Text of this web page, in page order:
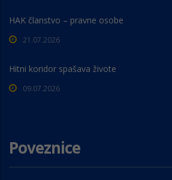
HAK članstvo – pravne osobe
21.07.2026
Hitni koridor spašava živote
09.07.2026
Poveznice